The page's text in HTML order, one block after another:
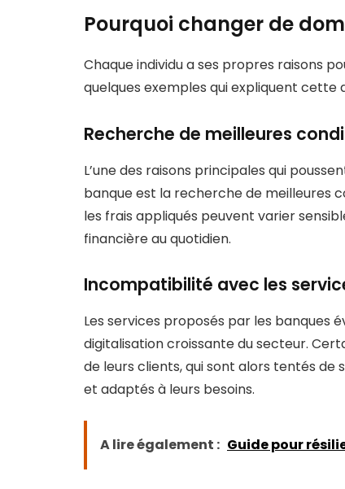
Pourquoi changer de
Chaque individu a ses propres raisons
quelques exemples qui expliquent cette
Recherche de meilleures
L’une des raisons principales qui
banque est la recherche de meilleures
les frais appliqués peuvent varier
financière au quotidien.
Incompatibilité avec les
Les services proposés par les banques
digitalisation croissante du secteur.
de leurs clients, qui sont alors tentés
et adaptés à leurs besoins.
A lire également : Guide pour